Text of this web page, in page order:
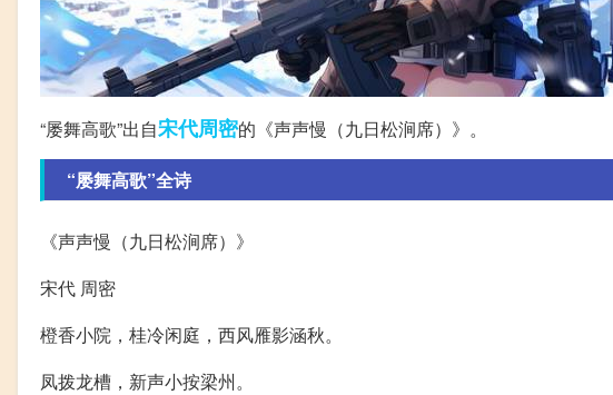
“屡舞高歌”出自宋代周密的《声声慢（九日松涧席）》。
“屡舞高歌”全诗
《声声慢（九日松涧席）》
宋代 周密
橙香小院，桂冷闲庭，西风雁影涵秋。
凤拨龙槽，新声小按梁州。